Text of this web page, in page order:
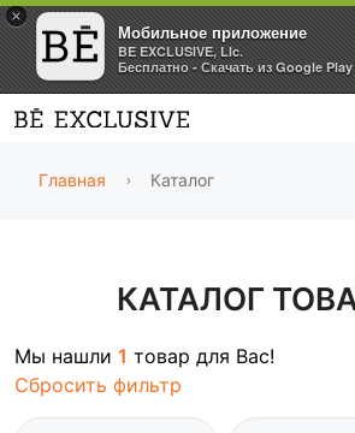
×
Мобильное приложение
BE EXCLUSIVE, Llc.
Бесплатно - Скачать из Google Play
Главная Каталог
КАТАЛОГ
Мы нашли 1 товар для Вас!
Сбросить фильтр